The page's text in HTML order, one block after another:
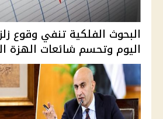
البحوث الفلكية تنفي وقوع
اليوم وتحسم شائعات الهزة